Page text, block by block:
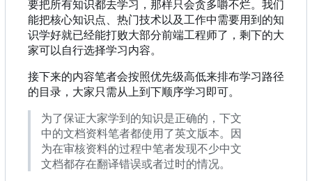
要把所有知识都去学习，那样只会贪多嚼不烂。我们
能把核心知识点、热门技术以及工作中需要用到的知
识学好就已经能打败大部分前端工程师了，剩下的大
家可以自行选择学习内容。
接下来的内容笔者会按照优先级高低来排布学习路径
的目录，大家只需从上到下顺序学习即可。
为了保证大家学到的知识是正确的，下文
中的文档资料笔者都使用了英文版本。因
为在审核资料的过程中笔者发现不少中文
文档都存在翻译错误或者过时的情况。